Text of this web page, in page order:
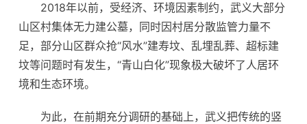
2018年以前，受经济、环境因素制约，武义大部分
山区村集体无力建公墓，同时因村居分散监管力量不
足，部分山区群众抢“风水”建寿坟、乱埋乱葬、超标建
坟等问题时有发生，“青山白化”现象极大破坏了人居环
境和生态环境。
为此，在前期充分调研的基础上，武义把传统的竖